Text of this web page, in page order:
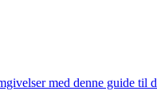
med denne guide